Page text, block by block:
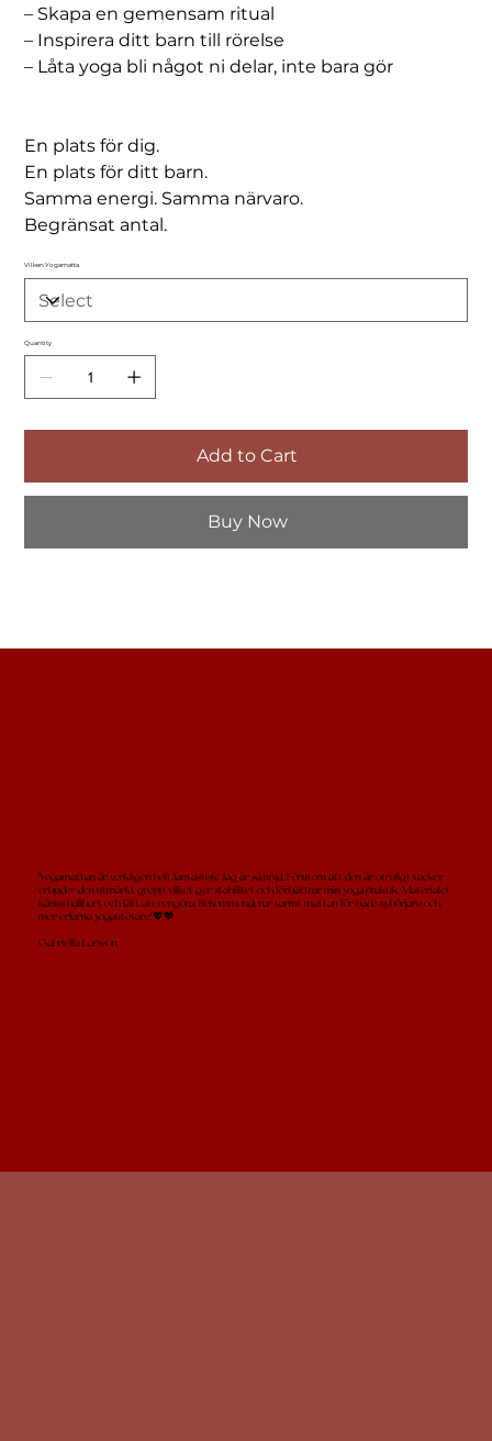
Yogamattan är verkligen helt fantastisk! Jag är så nöjd. Förutom att den är otroligt vacker
erbjuder den utmärkt grepp, vilket ger stabilitet och förbättrar min yoga praktik. Materialet
känns hållbart och lätt att rengöra. Rekommenderar varmt mattan för både nybörjare och
mer erfarna yogautövare!💖💖
Gabriella Larsson
– Skapa en gemensam ritual
– Inspirera ditt barn till rörelse
– Låta yoga bli något ni delar, inte bara gör
En plats för dig.
En plats för ditt barn.
Samma energi. Samma närvaro.
Begränsat antal.
Vilken Yogamatta
Quantity
Add to Cart
Buy Now